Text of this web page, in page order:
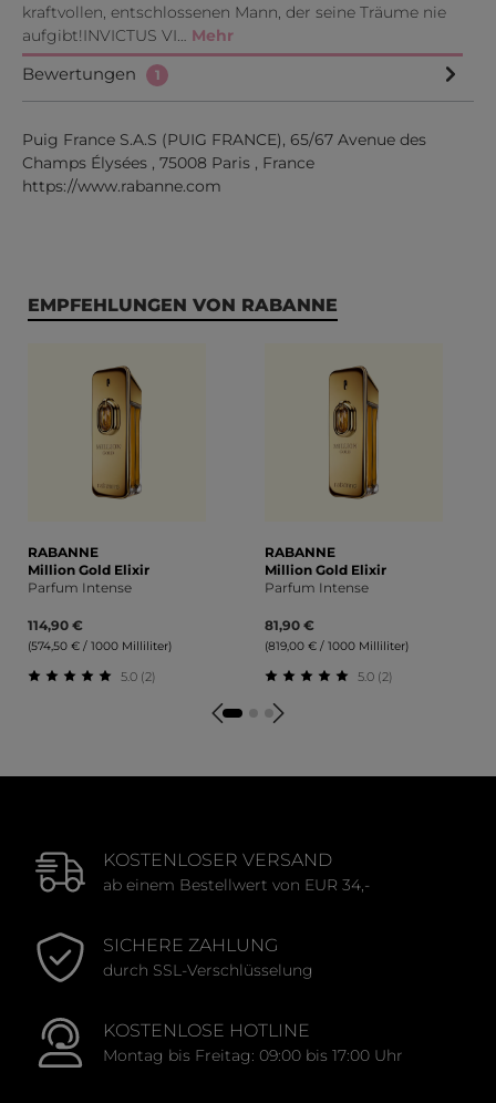
kraftvollen, entschlossenen Mann, der seine Träume nie
aufgibt!INVICTUS VI… Mehr
Bewertungen
1
Puig France S.A.S (PUIG FRANCE), 65/67 Avenue des
Champs Élysées , 75008 Paris , France
https://www.rabanne.com
Produktgalerie überspringen
EMPFEHLUNGEN VON RABANNE
RABANNE
Million Gold Elixir
Parfum Intense
114,90 €
(574,50 € / 1000 Milliliter)
Durchschnittliche Bewertung von 5 von 5 Sternen
5.0 (2)
RABANNE
Million Gold Elixir
Parfum Intense
81,90 €
(819,00 € / 1000 Milliliter)
Durchschnittliche
5.0 (2)
KOSTENLOSER VERSAND
ab einem Bestellwert von EUR 34,-
SICHERE ZAHLUNG
durch SSL-Verschlüsselung
KOSTENLOSE HOTLINE
Montag bis Freitag: 09:00 bis 17:00 Uhr